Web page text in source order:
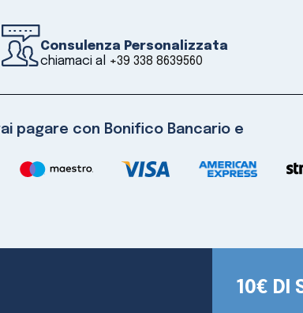
Consulenza Personalizzata
chiamaci al +39 338 8639560
pagare con Bonifico Bancario e
10€ DI